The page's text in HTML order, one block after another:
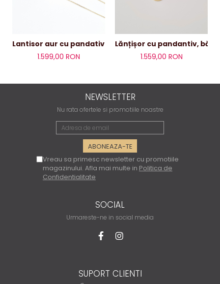
Lantisor aur cu pandativ banut 12mm personalizat
1.599,00 RON
Lănțișor cu pandantiv,
1.559,00 RON
NEWSLETTER
Nu rata ofertele si promotiile noastre
Vreau sa primesc newsletter cu promotiile
magazinului. Afla mai multe in Politica de
Confidentialitate
SOCIAL
Urmareste-ne in social media
SUPORT CLIENTI